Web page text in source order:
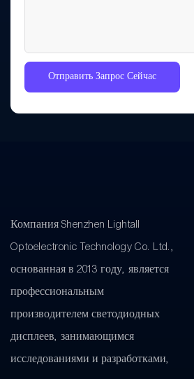
Отправить Запрос Сейчас
Компания Shenzhen Lightall
Optoelectronic Technology Co. Ltd.,
основанная в 2013 году, является
профессиональным
производителем светодиодных
дисплеев, занимающимся
исследованиями и разработками,